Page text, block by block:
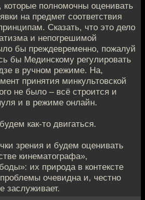
которые полномочны оценивать
на предмет соответствия
Сказать, что это дело
и непогрешимой
бы преждевременно, пожалуй
бы Мединскому регулировать
в ручном режиме. На,
принятия минкультовской
не было – всё строится и
и в режиме онлайн.
как-то двигаться.
зрения и будем оценивать
кинематографа»,
их природа в контексте
очевидна и, честно
заслуживает.